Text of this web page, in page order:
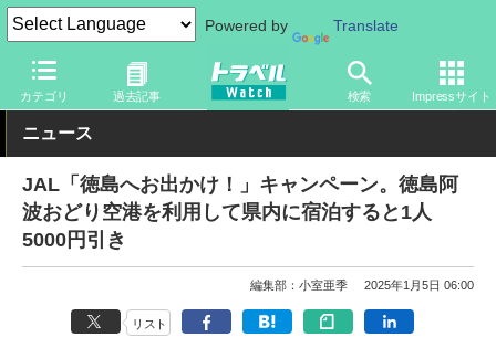
Powered by Translate
カテゴリ 過去記事 検索 Impressサイト
トラベル Watch 企業・政府・官庁 国内エアライン JAL
ニュース
JAL「徳島へお出かけ！」キャンペーン。徳島阿
波おどり空港を利用して県内に宿泊すると1人
5000円引き
編集部：小室亜季 2025年1月5日 06:00
リスト